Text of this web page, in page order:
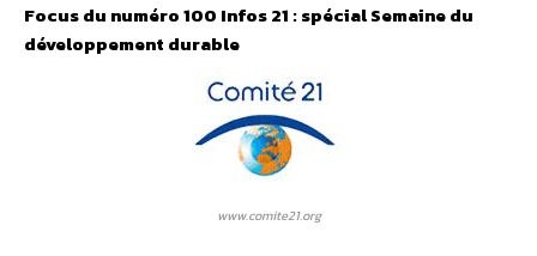
Focus du numéro 100 Infos 21 : spécial Semaine du
développement durable
www.comite21.org